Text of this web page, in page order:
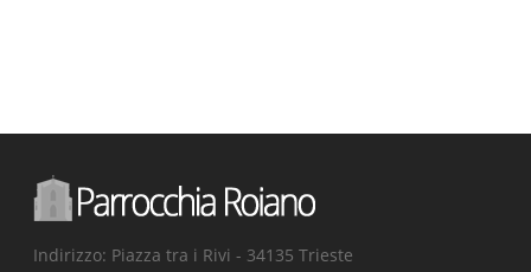
Indirizzo: Piazza tra i Rivi - 34135 Trieste